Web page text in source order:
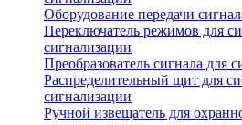
Оборудование передачи
Переключатель режимов для
сигнализации
Преобразователь сигнала для
Распределительный щит для
сигнализации
Ручной извещатель для